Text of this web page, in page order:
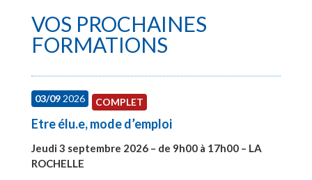
VOS PROCHAINES
FORMATIONS
03/092026 COMPLET
Etre élu.e, mode d’emploi
Jeudi 3 septembre 2026 – de 9h00 à 17h00 – LA
ROCHELLE